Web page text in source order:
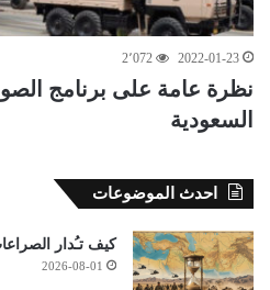
2022-01-23 2٬072
نظرة عامة على برنامج
السعودية
احدث الموضوعات
كيف تـُدار
2026-08-01